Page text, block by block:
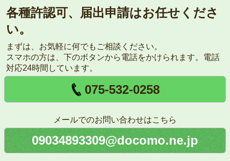
各種許認可、届出申請はお任せくださ
い。
まずは、お気軽に何でもご相談ください。
スマホの方は、下のボタンから電話をかけられます。電話
対応24時間しています。
075-532-0258
メールでのお問い合わせはこちら
09034893309@docomo.ne.jp